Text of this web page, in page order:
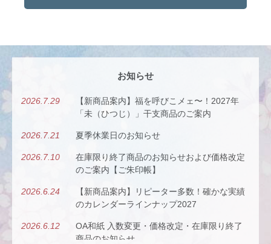
お知らせ
2026.7.29
【新商品案内】福を呼びこメェ〜！2027年
「未（ひつじ）」干支商品のご案内
2026.7.21 夏季休業日のお知らせ
2026.7.10
在庫限り終了商品のお知らせおよび価格改定
のご案内【ご朱印帳】
2026.6.24
【新商品案内】リピーター多数！確かな実績
のカレンダーラインナップ2027
2026.6.12
OA和紙 入数変更・価格改定・在庫限り終了
商品のお知らせ